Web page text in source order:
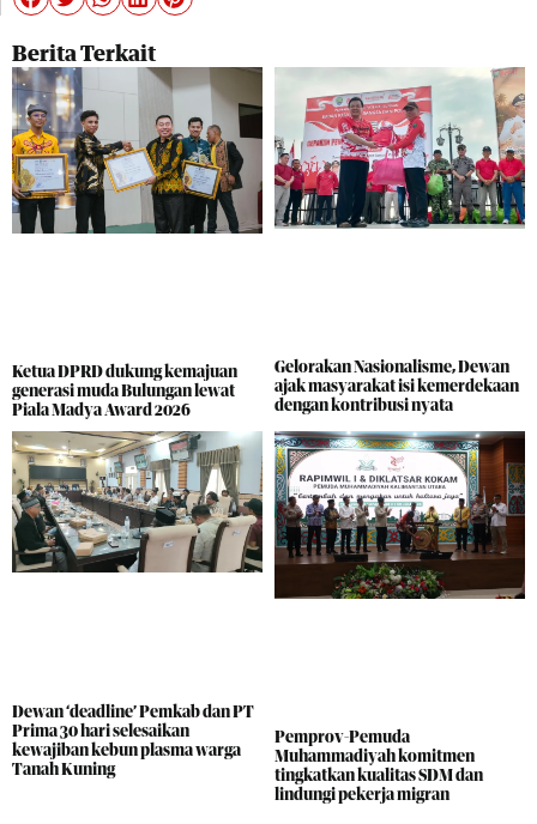
Berita Terkait
Ketua DPRD dukung kemajuan
generasi muda Bulungan lewat
Piala Madya Award 2026
Gelorakan Nasionalisme, Dewan
ajak masyarakat isi kemerdekaan
dengan kontribusi nyata
Dewan ‘deadline’ Pemkab dan PT
Prima 30 hari selesaikan
kewajiban kebun plasma warga
Tanah Kuning
Pemprov-Pemuda
Muhammadiyah komitmen
tingkatkan kualitas SDM dan
lindungi pekerja migran